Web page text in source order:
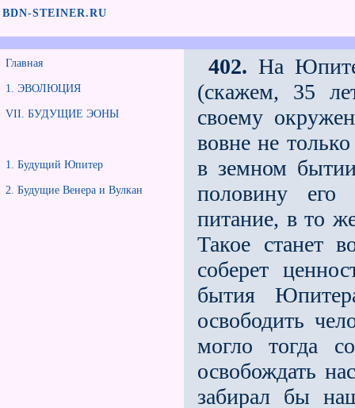
BDN-STEINER.RU
Главная
1. ЭВОЛЮЦИЯ
VII. БУДУЩИЕ ЭОНЫ
1. Будущий Юпитер
2. Будущие Венера и Вулкан
402. На
(скажем, 35
своему
вовне не
в земном
половину его
питание, в то
Такое станет
соберет
бытия
освободить
могло тогда
освобождать
забирал бы